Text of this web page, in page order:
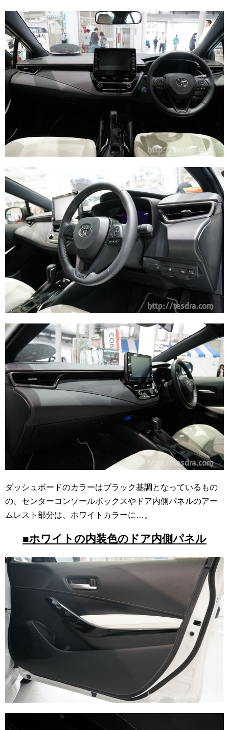
ダッシュボードのカラーはブラック基調となっているもの
の、センターコンソールボックスやドア内側パネルのアー
ムレスト部分は、ホワイトカラーに…。
■ホワイトの内装色のドア内側パネル